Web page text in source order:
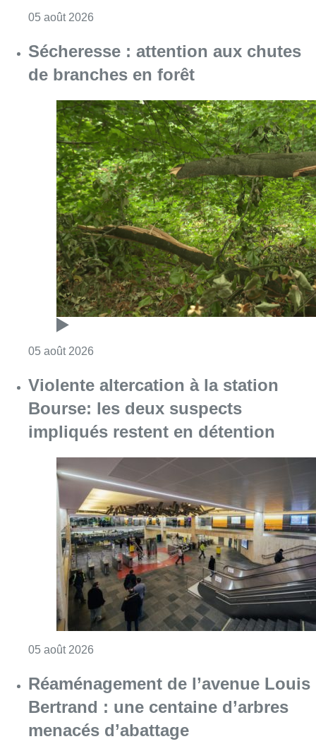
05 août 2026
Sécheresse : attention aux chutes
de branches en forêt
05 août 2026
Violente altercation à la station
Bourse: les deux suspects
impliqués restent en détention
05 août 2026
Réaménagement de l’avenue Louis
Bertrand : une centaine d’arbres
menacés d’abattage